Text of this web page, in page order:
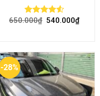
Rated4.51
650.000₫ 540.000₫
-28%